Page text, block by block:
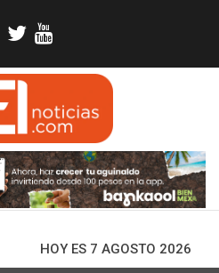
HOY ES 7 AGOSTO 2026